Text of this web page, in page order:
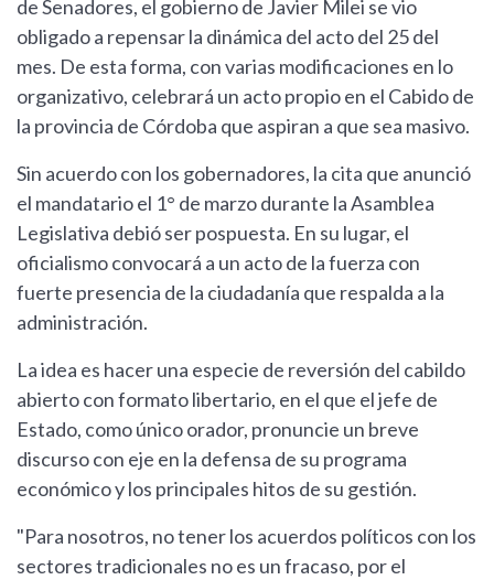
de Senadores, el gobierno de Javier Milei se vio
obligado a repensar la dinámica del acto del 25 del
mes. De esta forma, con varias modificaciones en lo
organizativo, celebrará un acto propio en el Cabido de
la provincia de Córdoba que aspiran a que sea masivo.
Sin acuerdo con los gobernadores, la cita que anunció
el mandatario el 1° de marzo durante la Asamblea
Legislativa debió ser pospuesta. En su lugar, el
oficialismo convocará a un acto de la fuerza con
fuerte presencia de la ciudadanía que respalda a la
administración.
La idea es hacer una especie de reversión del cabildo
abierto con formato libertario, en el que el jefe de
Estado, como único orador, pronuncie un breve
discurso con eje en la defensa de su programa
económico y los principales hitos de su gestión.
"Para nosotros, no tener los acuerdos políticos con los
sectores tradicionales no es un fracaso, por el